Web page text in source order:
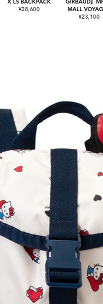
X LS BACKPACK
¥28,600
GIRBAUD】
MALL
¥23,100